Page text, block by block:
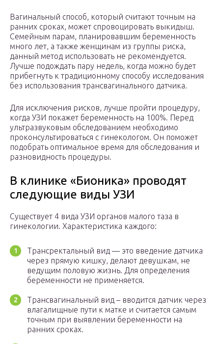
Вагинальный способ, который считают точным на
ранних сроках, может спровоцировать выкидыш.
Семейным парам, планировавшим беременность
много лет, а также женщинам из группы риска,
данный метод использовать не рекомендуется.
Лучше подождать пару недель, когда можно будет
прибегнуть к традиционному способу исследования
без использования трансвагинального датчика.
Для исключения рисков, лучше пройти процедуру,
когда УЗИ покажет беременность на 100%. Перед
ультразвуковым обследованием необходимо
проконсультироваться с гинекологом. Он поможет
подобрать оптимальное время для обследования и
разновидность процедуры.
В клинике «Бионика» проводят
следующие виды УЗИ
Существует 4 вида УЗИ органов малого таза в
гинекологии. Характеристика каждого:
Трансректальный вид — это введение датчика
через прямую кишку, делают девушкам, не
ведущим половую жизнь. Для определения
беременности не применяется.
Трансвагинальный вид – вводится датчик через
влагалищные пути к матке и считается самым
точным при выявлении беременности на
ранних сроках.